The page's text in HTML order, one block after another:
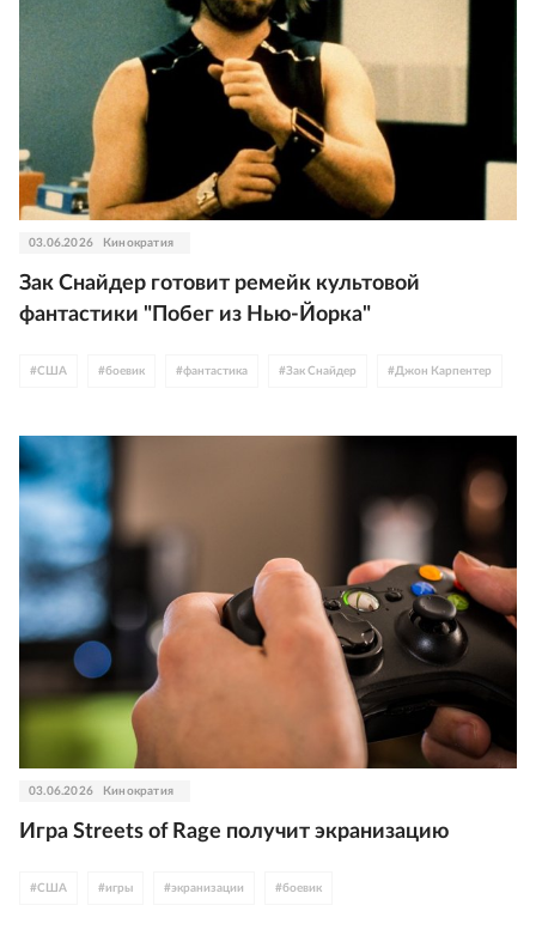
03.06.2026 Кинократия
Зак Снайдер готовит ремейк культовой
фантастики "Побег из Нью-Йорка"
#США #боевик #фантастика #Зак Снайдер #Джон Карпентер
03.06.2026 Кинократия
Игра Streets of Rage получит экранизацию
#США #игры #экранизации #боевик